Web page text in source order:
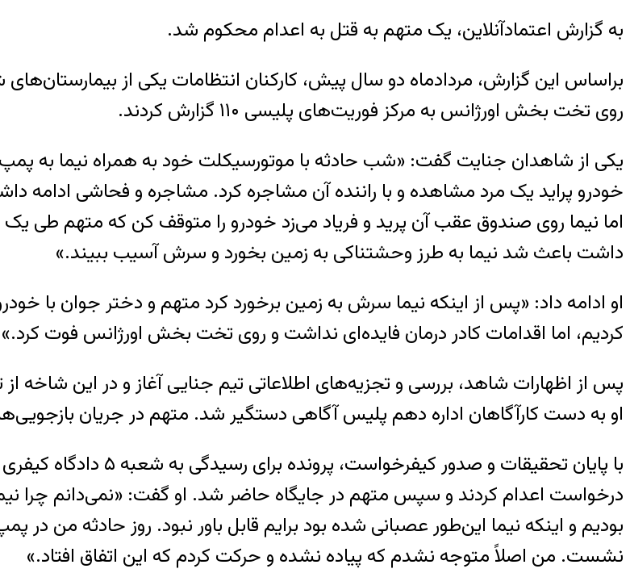
به گزارش اعتمادآنلاین، یک متهم به قتل به اعدام محکوم شد.
براساس این گزارش، مردادماه دو سال پیش، کارکنان انتظامات یکی از
روی تخت بخش اورژانس به مرکز فوریت‌های پلیسی ۱۱۰ گزارش کردند.
یکی از شاهدان جنایت گفت: «شب حادثه با موتورسیکلت خود به همراه نیما به پمپ
خودرو پراید یک مرد مشاهده و با راننده آن مشاجره کرد. مشاجره و فحاشی ادامه
اما نیما روی صندوق عقب آن پرید و فریاد می‌زد خودرو را متوقف کن که متهم طی یک
داشت باعث شد نیما به طرز وحشتناکی به زمین بخورد و سرش آسیب ببیند.»
او ادامه داد: «پس از اینکه نیما سرش به زمین برخورد کرد متهم و دختر جوان با
کردیم، اما اقدامات کادر درمان فایده‌ای نداشت و روی تخت بخش اورژانس فوت کرد.»
پس از اظهارات شاهد، بررسی و تجزیه‌های اطلاعاتی تیم جنایی آغاز و در این
او به دست کارآگاهان اداره دهم پلیس آگاهی دستگیر شد. متهم در جریان
با پایان تحقیقات و
درخواست اعدام کردند و سپس متهم در جایگاه حاضر شد. او گفت: «نمی‌دانم چرا
بودیم و اینکه نیما این‌طور عصبانی شده بود برایم قابل باور نبود. روز حادثه من
نشست. من اصلاً متوجه نشدم که پیاده نشده و حرکت کردم که این اتفاق افتاد.»